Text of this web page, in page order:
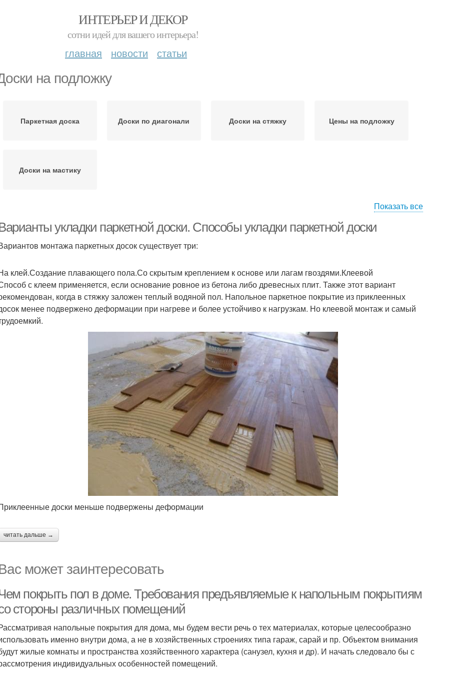
ИНТЕРЬЕР И ДЕКОР
сотни идей для вашего интерьера!
главная новости статьи
на подложку
Паркетная доска Доски по диагонали Доски на стяжку Цены на подложку
Доски на мастику
Показать все
укладки паркетной доски. Способы укладки паркетной доски
монтажа паркетных досок существует три:
клей.Создание плавающего пола.Со скрытым креплением к основе или лагам гвоздями.Клеевой
с клеем применяется, если основание ровное из бетона либо древесных плит. Также этот вариант
когда в стяжку заложен теплый водяной пол. Напольное паркетное покрытие из приклеенных
менее подвержено деформации при нагреве и более устойчиво к нагрузкам. Но клеевой монтаж и самый
доски меньше подвержены деформации
читать дальше →
может заинтересовать
покрыть пол в доме. Требования предъявляемые к напольным покрытиям
стороны различных помещений
напольные покрытия для дома, мы будем вести речь о тех материалах, которые целесообразно
именно внутри дома, а не в хозяйственных строениях типа гараж, сарай и пр. Объектом внимания
жилые комнаты и пространства хозяйственного характера (санузел, кухня и др). И начать следовало бы с
индивидуальных особенностей помещений.